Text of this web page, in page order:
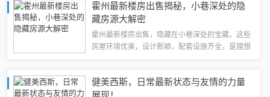
长的美腿在镜头前跳跃，仿佛带着无尽的活...
霍州最新楼房出售揭秘，小巷深处的隐
藏房源大解密
霍州最新楼房出售，隐藏在小巷深处的宝藏。这些
房屋环境优美，设计新颖，配套设施齐全，是理想
藏。摘要字数控制在100-200字之间。亲爱...
健美西斯，日常最新状态与友情的力量
展现！